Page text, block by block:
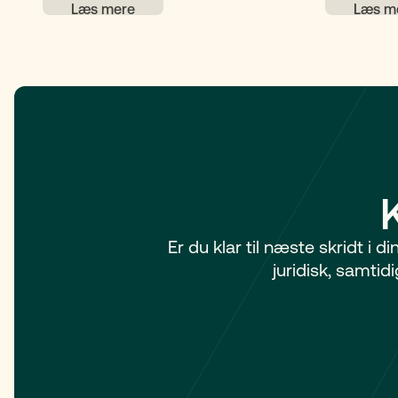
arveloven
Samlevere
Er du klar til næste skridt i
juridisk,